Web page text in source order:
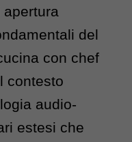
apertura
del
con chef
contesto
audio-
estesi che